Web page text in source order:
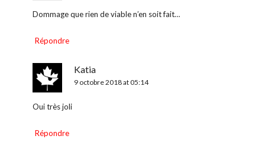
Dommage que rien de viable n’en soit fait…
Répondre
Katia
9 octobre 2018 at 05:14
Oui très joli
Répondre